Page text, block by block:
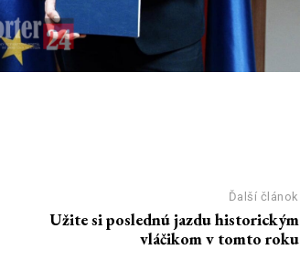
Ďalší článok
Užite si poslednú jazdu historickým
vláčikom v tomto roku